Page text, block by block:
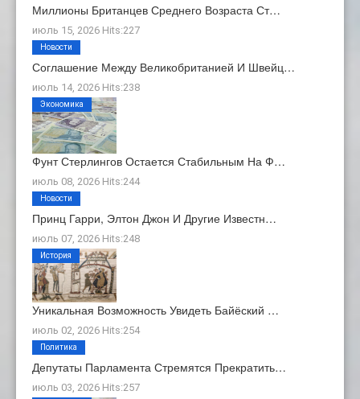
Миллионы Британцев Среднего Возраста Ст…
июль 15, 2026 Hits:227
Соглашение Между Великобританией И Швейц…
июль 14, 2026 Hits:238
Новости
Фунт Стерлингов Остается Стабильным На Ф…
июль 08, 2026 Hits:244
Экономика
Принц Гарри, Элтон Джон И Другие Известн…
июль 07, 2026 Hits:248
Новости
Уникальная Возможность Увидеть Байёский …
июль 02, 2026 Hits:254
История
Депутаты Парламента Стремятся Прекратить…
июль 03, 2026 Hits:257
Политика